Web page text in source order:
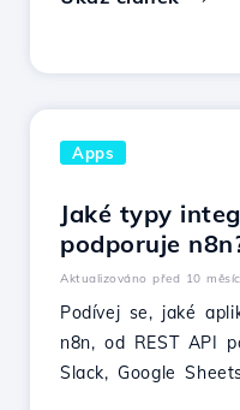
Apps
Jaké typy
podporuje
Aktualizováno před 10
Podívej se, jaké
n8n, od REST API
Slack, Google